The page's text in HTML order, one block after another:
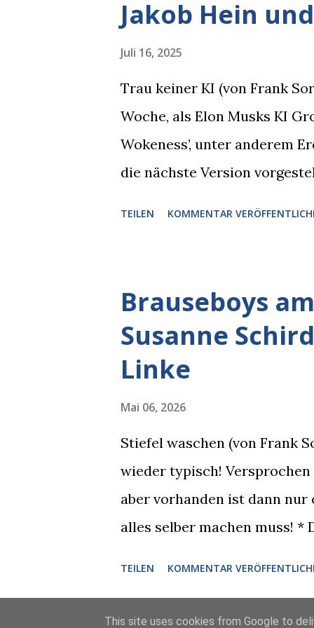
gleichzeitig amüsiert.
man immer aufpassen!”
Jakob Hein
Juli 16, 2025
Trau keiner KI (von Frank
Woche, als Elon Musks KI
Wokeness’, unter anderem
die nächste Version
erkennen, was man anders
KI rechtslastig argumentiert.
Grok bei diversen Anfragen
lächerlich und gefährlich
Grok soll künftig in den US-
zuvord...
TEILEN KOMMENTAR
Brauseboys
Susanne
Linke
Mai 06, 2026
Stiefel waschen (von Frank
wieder typisch!
aber vorhanden ist dann
alles selber machen muss! *
TEILEN KOMMENTAR
This site uses cookies from Google to